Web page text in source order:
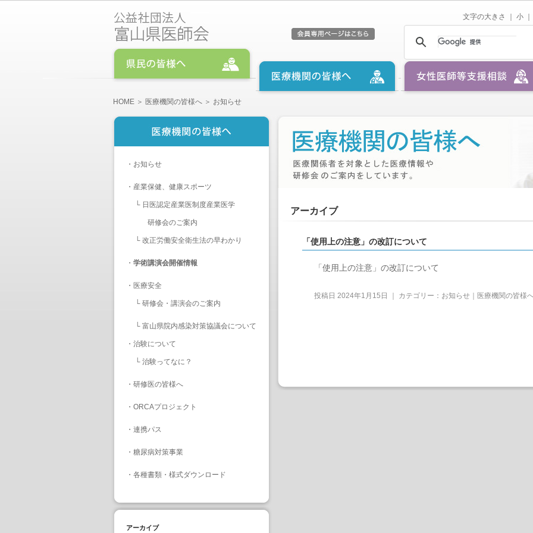
文字の大きさ ｜ 小
HOME ＞ 医療機関の皆様へ ＞ お知らせ
・ お知らせ
・ 産業保健、健康スポーツ
└ 日医認定産業医制度産業医学
研修会のご案内
└ 改正労働安全衛生法の早わかり
・ 学術講演会開催情報
・ 医療安全
└ 研修会・講演会のご案内
└ 富山県院内感染対策協議会について
・ 治験について
└ 治験ってなに？
・ 研修医の皆様へ
・ ORCAプロジェクト
・ 連携パス
・ 糖尿病対策事業
・ 各種書類・様式ダウンロード
アーカイブ
アーカイブ
「使用上の注意」の改訂について
「使用上の注意」の改訂について
投稿日 2024年1月15日 ｜ カテゴリー： お知らせ｜医療機関の皆様